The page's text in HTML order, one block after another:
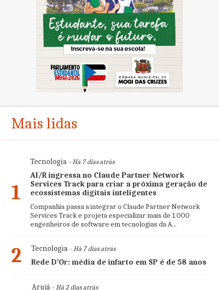
Mais lidas
1
Tecnologia- Há 7 dias atrás
AI/R ingressa no Claude Partner Network
Services Track para criar a próxima geração de
ecossistemas digitais inteligentes
Companhia passa a integrar o Claude Partner Network
Services Track e projeta especializar mais de 1.000
engenheiros de software em tecnologias da A...
2 Tecnologia- Há 7 dias atrás
Rede D’Or: média de infarto em SP é de 58 anos
Arujá- Há 2 dias atrás